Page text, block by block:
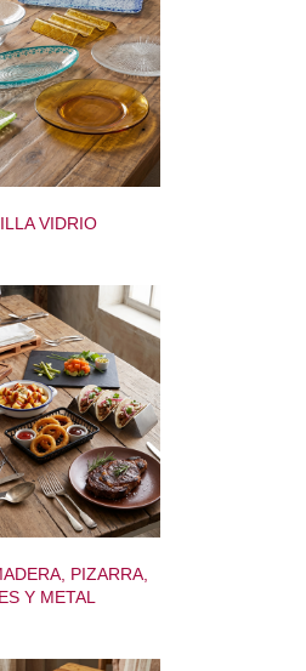
VIDRIO
PIZARRA,
Y METAL